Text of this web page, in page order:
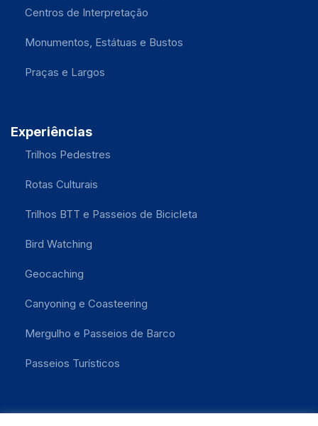
Centros de Interpretação
Monumentos, Estátuas e Bustos
Praças e Largos
Experiências
Trilhos Pedestres
Rotas Culturais
Trilhos BTT e Passeios de Bicicleta
Bird Watching
Geocaching
Canyoning e Coasteering
Mergulho e Passeios de Barco
Passeios Turísticos